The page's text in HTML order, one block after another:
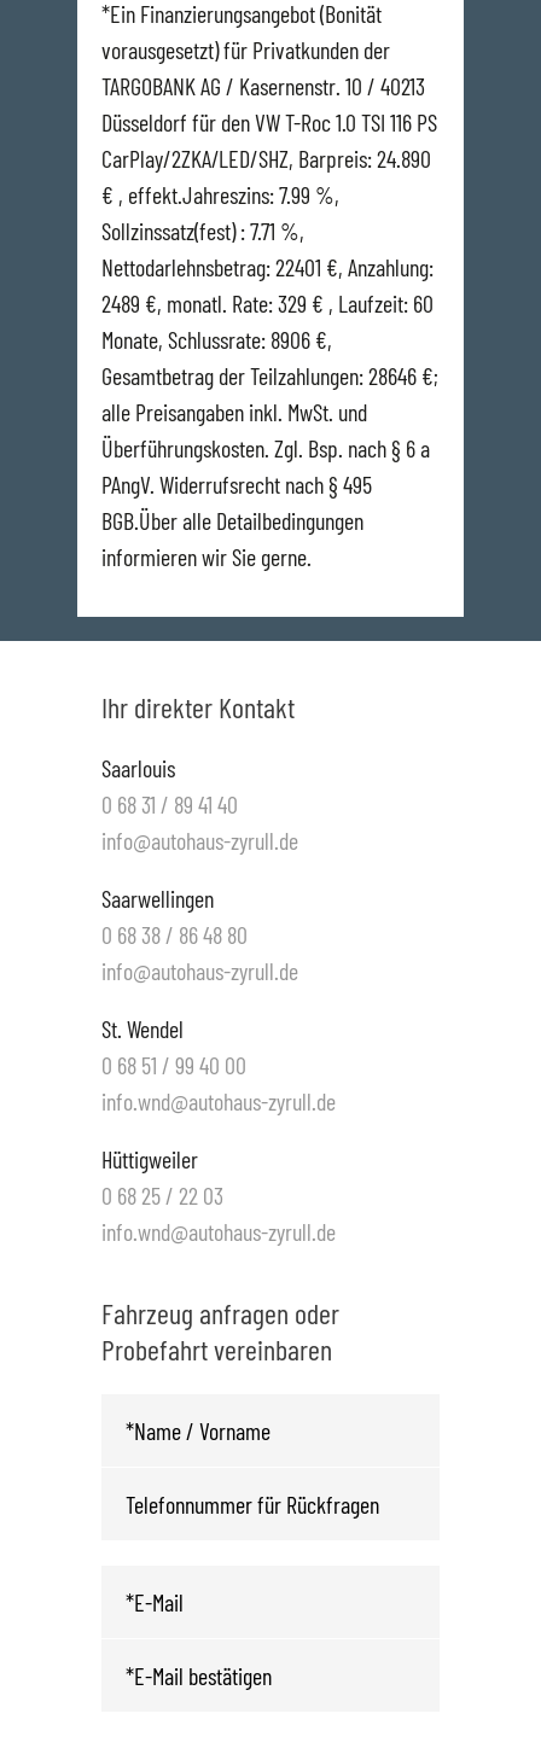
*Ein Finanzierungsangebot (Bonität
vorausgesetzt) für Privatkunden der
TARGOBANK AG / Kasernenstr. 10 / 40213
Düsseldorf für den VW T-Roc 1.0 TSI 116 PS
CarPlay/2ZKA/LED/SHZ, Barpreis: 24.890
€ , effekt.Jahreszins: 7.99 %,
Sollzinssatz(fest) : 7.71 %,
Nettodarlehnsbetrag: 22401 €, Anzahlung:
2489 €, monatl. Rate: 329 € , Laufzeit: 60
Monate, Schlussrate: 8906 €,
Gesamtbetrag der Teilzahlungen: 28646 €;
alle Preisangaben inkl. MwSt. und
Überführungskosten. Zgl. Bsp. nach § 6 a
PAngV. Widerrufsrecht nach § 495
BGB.Über alle Detailbedingungen
informieren wir Sie gerne.
Ihr direkter Kontakt
Saarlouis
0 68 31 / 89 41 40
info@autohaus-zyrull.de
Saarwellingen
0 68 38 / 86 48 80
info@autohaus-zyrull.de
St. Wendel
0 68 51 / 99 40 00
info.wnd@autohaus-zyrull.de
Hüttigweiler
0 68 25 / 22 03
info.wnd@autohaus-zyrull.de
Fahrzeug anfragen oder
Probefahrt vereinbaren